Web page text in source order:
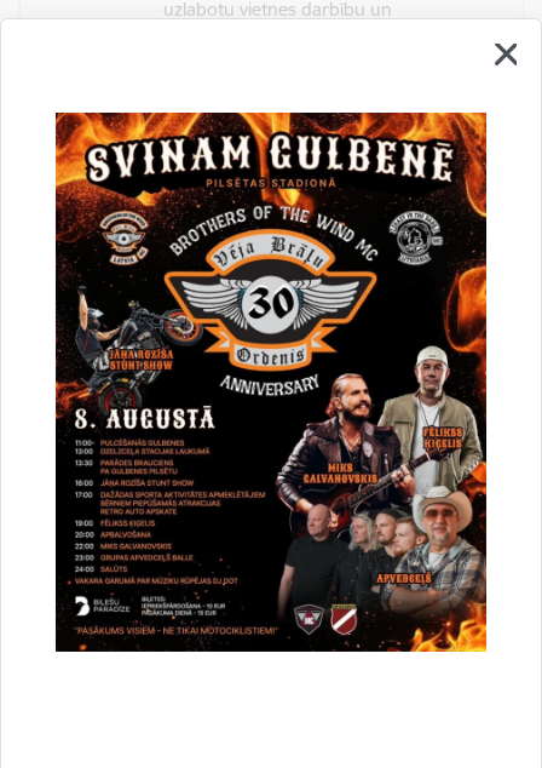
uzlabotu vietnes darbību un
statistisko datu iegūšanai par to, kā
apmeklētājs izmanto vietni.
2 gadi
_gat
Statistikas sīkdatnes (nepieciešamas, lai
uzlabotu vietnes darbību un
pakalpojumus)
Izmanto Google Analytics, lai samazinātu
pieprasījuma līmeni.
1 minūte
_gid